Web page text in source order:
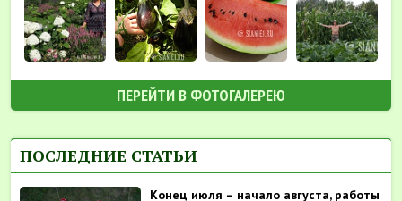
ПЕРЕЙТИ В ФОТОГАЛЕРЕЮ
ПОСЛЕДНИЕ СТАТЬИ
Конец июля – начало августа, работы